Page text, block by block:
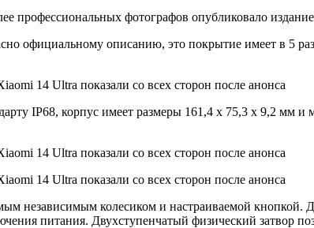
профессиональных фотографов опубликовало
официальному описанию, это покрытие имеет в 5
IP68, корпус имеет размеры 161,4 x 75,3 x 9,2 мм и
независимым колесиком и настраиваемой кнопкой.
питания. Двухступенчатый физический затвор